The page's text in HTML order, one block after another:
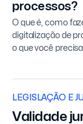
processos?
O que é, como
digitalização de
o que você
LEGISLAÇÃO E
Validade